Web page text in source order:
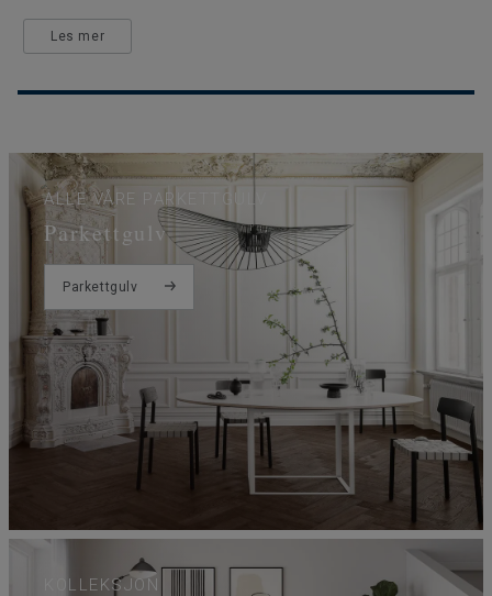
Les mer
ALLE VÅRE PARKETTGULV
Parkettgulv
Parkettgulv
KOLLEKSJON